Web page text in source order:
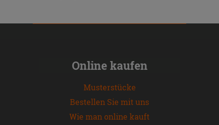
Online kaufen
Musterstücke
Bestellen Sie mit uns
Wie man online kauft